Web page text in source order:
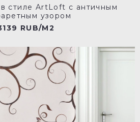
стиле ArtLoft с античным
узором
RUB/M2